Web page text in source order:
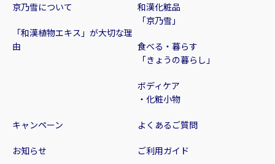
京乃雪について
「和漢植物エキス」が大切な理
由
和漢化粧品
「京乃雪」
食べる・暮らす
「きょうの暮らし」
ボディケア
・化粧小物
キャンペーン
お知らせ
よくあるご質問
ご利用ガイド